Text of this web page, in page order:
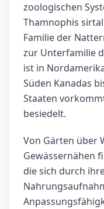
zoologischen
Thamnophis
Familie der
zur Unterfamilie
ist in
Süden Kanadas
Staaten
besiedelt.
Von Gärten über
Gewässernähen
die sich durch